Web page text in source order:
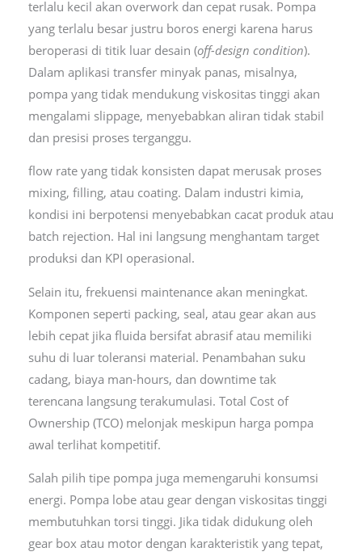
terlalu kecil akan overwork dan cepat rusak. Pompa
yang terlalu besar justru boros energi karena harus
beroperasi di titik luar desain (off-design condition).
Dalam aplikasi transfer minyak panas, misalnya,
pompa yang tidak mendukung viskositas tinggi akan
mengalami slippage, menyebabkan aliran tidak stabil
dan presisi proses terganggu.
flow rate yang tidak konsisten dapat merusak proses
mixing, filling, atau coating. Dalam industri kimia,
kondisi ini berpotensi menyebabkan cacat produk atau
batch rejection. Hal ini langsung menghantam target
produksi dan KPI operasional.
Selain itu, frekuensi maintenance akan meningkat.
Komponen seperti packing, seal, atau gear akan aus
lebih cepat jika fluida bersifat abrasif atau memiliki
suhu di luar toleransi material. Penambahan suku
cadang, biaya man-hours, dan downtime tak
terencana langsung terakumulasi. Total Cost of
Ownership (TCO) melonjak meskipun harga pompa
awal terlihat kompetitif.
Salah pilih tipe pompa juga memengaruhi konsumsi
energi. Pompa lobe atau gear dengan viskositas tinggi
membutuhkan torsi tinggi. Jika tidak didukung oleh
gear box atau motor dengan karakteristik yang tepat,